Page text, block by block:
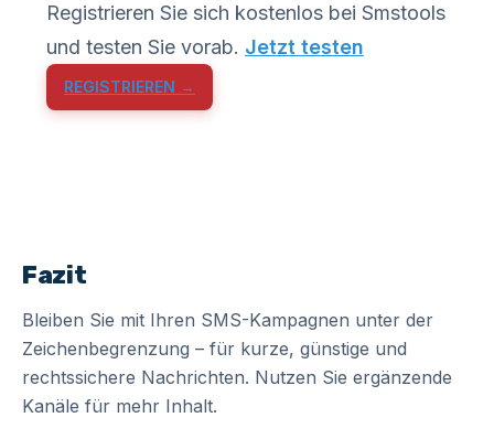
Registrieren Sie sich kostenlos bei Smstools
und testen Sie vorab. Jetzt testen
REGISTRIEREN →
Fazit
Bleiben Sie mit Ihren SMS-Kampagnen unter der
Zeichenbegrenzung – für kurze, günstige und
rechtssichere Nachrichten. Nutzen Sie ergänzende
Kanäle für mehr Inhalt.